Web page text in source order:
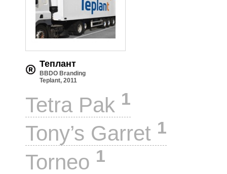
Теплант
BBDO Branding
Teplant, 2011
Tetra Pak 1
Tony’s Garret 1
Torneo 1